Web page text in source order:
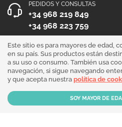
PEDIDOS Y CONSULTAS
+34 968 219 849
+34 968 223 759
HORARIO DE ATENCIÓN
Lunes a Viernes 10:00 - 19:00
¡Síguenos!
Este sitio es para mayores de edad,
en su país. Sus productos están
a su uso o consumo. También usa
navegación, si sigue navegando
y que acepta nuestra política de